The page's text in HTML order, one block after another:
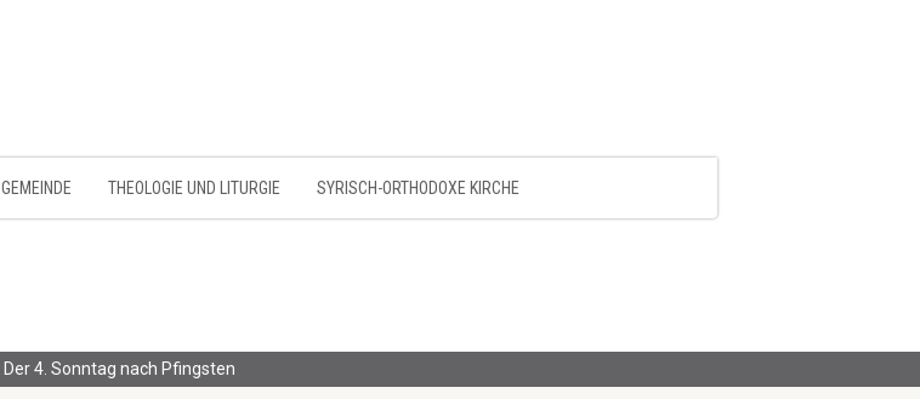
GEMEINDE THEOLOGIE UND LITURGIE SYRISCH-ORTHODOXE KIRCHE
Der 4. Sonntag nach Pfingsten